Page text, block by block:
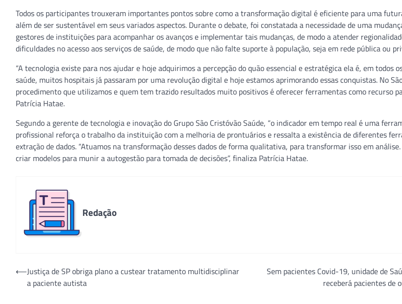
Todos os participantes trouxeram importantes pontos sobre como a transformação digital é eficiente para uma
além de ser sustentável em seus variados aspectos. Durante o debate, foi constatada a necessidade de uma
gestores de instituições para acompanhar os avanços e implementar tais mudanças, de modo a atender
dificuldades no acesso aos serviços de saúde, de modo que não falte suporte à população, seja em rede pública ou
“A tecnologia existe para nos ajudar e hoje adquirimos a percepção do quão essencial e estratégica ela é, em todos
saúde, muitos hospitais já passaram por uma revolução digital e hoje estamos aprimorando essas conquistas. No
procedimento que utilizamos e quem tem trazido resultados muito positivos é oferecer ferramentas como recurso
Patrícia Hatae.
Segundo a gerente de tecnologia e inovação do Grupo São Cristóvão Saúde, “o indicador em tempo real é uma
profissional reforça o trabalho da instituição com a melhoria de prontuários e ressalta a existência de diferentes
extração de dados. “Atuamos na transformação desses dados de forma qualitativa, para transformar isso em
criar modelos para munir a autogestão para tomada de decisões”, finaliza Patrícia Hatae.
Redação
Navegação
⟵Justiça de SP obriga plano a custear tratamento multidisciplinar
a paciente autista
Sem pacientes Covid-19, unidade de
receberá pacientes de